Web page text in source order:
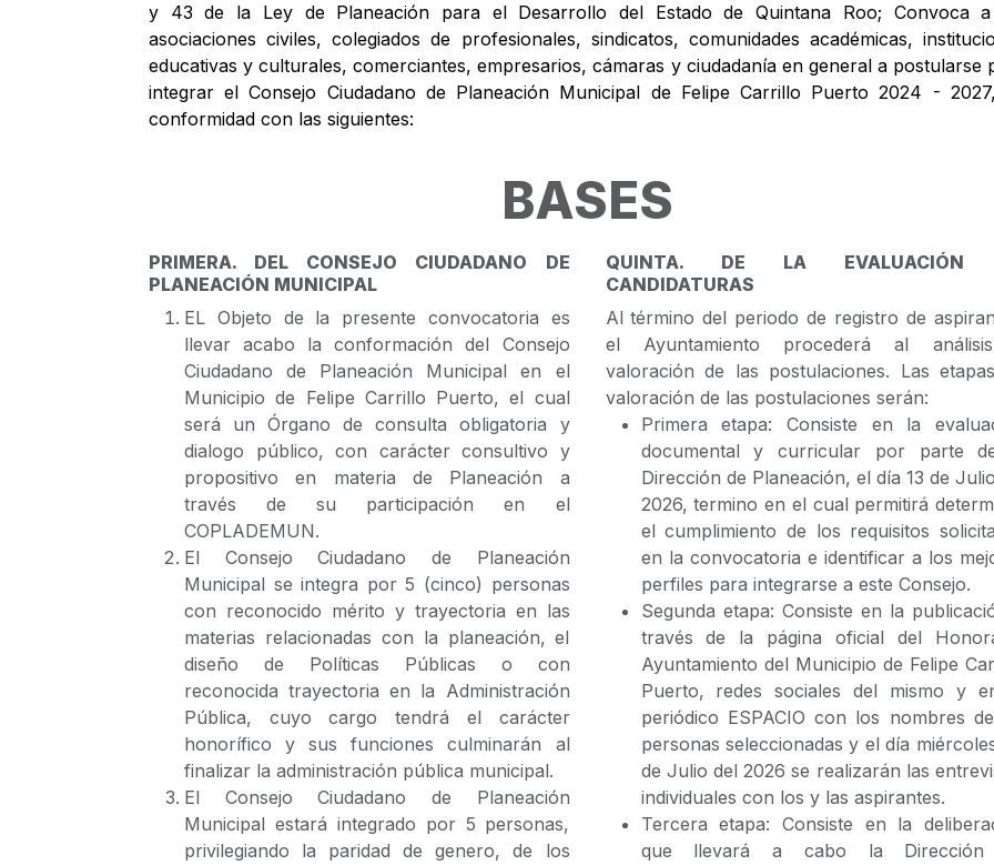
y 43 de la Ley de Planeación para el Desarrollo del Estado de Quintana Roo; Convoca
asociaciones civiles, colegiados de profesionales, sindicatos, comunidades académicas,
educativas y culturales, comerciantes, empresarios, cámaras y ciudadanía en general a postularse
integrar el Consejo Ciudadano de Planeación Municipal de Felipe Carrillo Puerto 2024 -
conformidad con las siguientes:
BASES
PRIMERA. DEL CONSEJO CIUDADANO DE
PLANEACIÓN MUNICIPAL
EL Objeto de la presente convocatoria es
llevar acabo la conformación del Consejo
Ciudadano de Planeación Municipal en el
Municipio de Felipe Carrillo Puerto, el cual
será un Órgano de consulta obligatoria y
dialogo público, con carácter consultivo y
propositivo en materia de Planeación a
través de su participación en el
COPLADEMUN.
El Consejo Ciudadano de Planeación
Municipal se integra por 5 (cinco) personas
con reconocido mérito y trayectoria en las
materias relacionadas con la planeación, el
diseño de Políticas Públicas o con
reconocida trayectoria en la Administración
Pública, cuyo cargo tendrá el carácter
honorífico y sus funciones culminarán al
finalizar la administración pública municipal.
El Consejo Ciudadano de Planeación
Municipal estará integrado por 5 personas,
privilegiando la paridad de genero, de los
QUINTA. DE LA EVALUACIÓN
CANDIDATURAS
Al término del periodo de registro de
el Ayuntamiento procederá al
valoración de las postulaciones. Las
valoración de las postulaciones serán:
Primera etapa: Consiste en la
documental y curricular por parte
Dirección de Planeación, el día 13 de
2026, termino en el cual permitirá
el cumplimiento de los requisitos
en la convocatoria e identificar a los
perfiles para integrarse a este Consejo.
Segunda etapa: Consiste en la
través de la página oficial del
Ayuntamiento del Municipio de Felipe
Puerto, redes sociales del mismo y
periódico ESPACIO con los nombres
personas seleccionadas y el día
de Julio del 2026 se realizarán las
individuales con los y las aspirantes.
Tercera etapa: Consiste en la
que llevará a cabo la Dirección